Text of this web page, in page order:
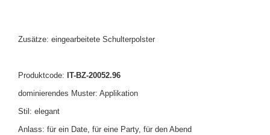
Zusätze: eingearbeitete Schulterpolster
Produktcode: IT-BZ-20052.96
dominierendes Muster: Applikation
Stil: elegant
Anlass: für ein Date, für eine Party, für den Abend